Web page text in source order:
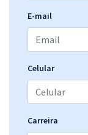
E-mail
Celular
Carreira